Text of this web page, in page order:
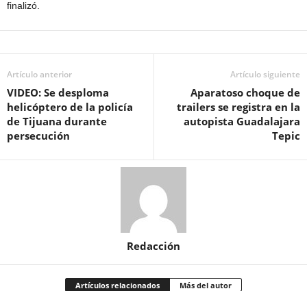
finalizó.
Artículo anterior
VIDEO: Se desploma
helicóptero de la policía
de Tijuana durante
persecución
Artículo siguiente
Aparatoso choque de
trailers se registra en la
autopista Guadalajara
Tepic
Redacción
Artículos relacionados Más del autor